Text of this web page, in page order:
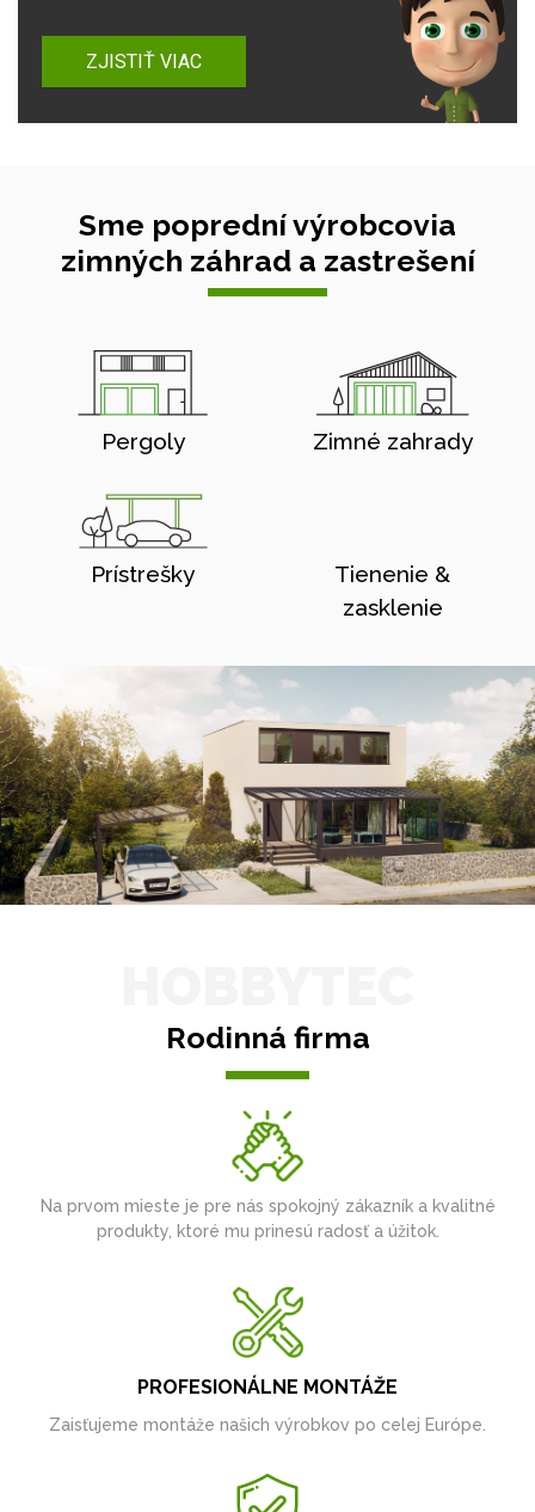
ZJISTIŤ VIAC
Sme poprední výrobcovia
zimných záhrad a zastrešení
Pergoly Zimné zahrady
Prístrešky
Tienenie &
zasklenie
Rodinná firma
Na prvom mieste je pre nás spokojný zákazník a kvalitné
produkty, ktoré mu prinesú radosť a úžitok.
PROFESIONÁLNE MONTÁŽE
Zaisťujeme montáže našich výrobkov po celej Európe.